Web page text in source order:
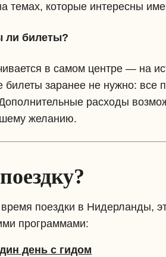
темах, которые интересны
ли билеты?
в самом центре — на
заранее не нужно: все
расходы
желанию.
поездки в Нидерланды,
программами:
день с гидом